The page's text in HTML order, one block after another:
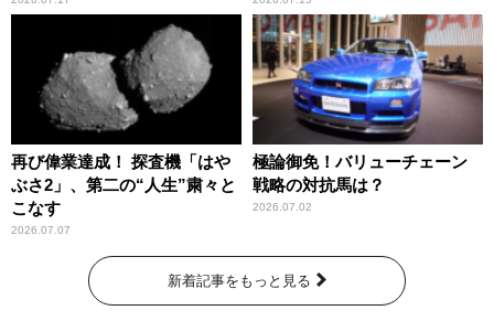
再び偉業達成！ 探査機「はや
ぶさ2」、第二の“人生”粛々と
こなす
2026.07.07
極論御免！バリューチェーン
戦略の対抗馬は？
2026.07.02
新着記事をもっと見る